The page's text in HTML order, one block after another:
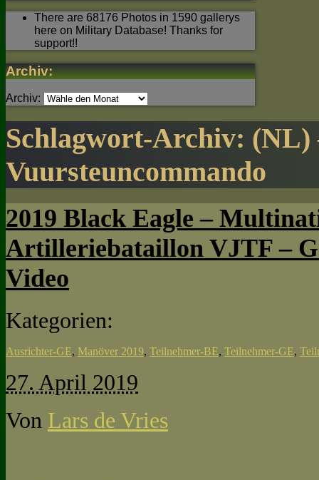
There are 68176 Photos in 1590 gallerys
here on Military Database! Thanks for
support!!
Archiv:
Archiv:
Schlagwort-Archiv: (NL)
Vuursteuncommando
2019 Black Eagle –
Artilleriebataillon VJTF –
Video
Kategorien:
Ausrichter-GE, Manöver 2019, Teilnehmer-BE, Teilnehmer-GE,
27. April 2019
Von Lars de Vries